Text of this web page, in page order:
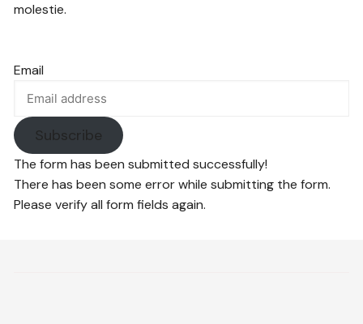
molestie.
Email
Subscribe
The form has been submitted successfully!
There has been some error while submitting the form.
Please verify all form fields again.